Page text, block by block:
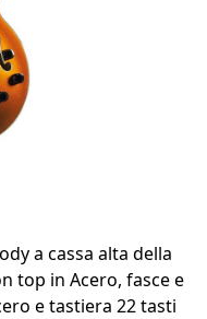
a cassa alta della
top in Acero, fasce e
e tastiera 22 tasti